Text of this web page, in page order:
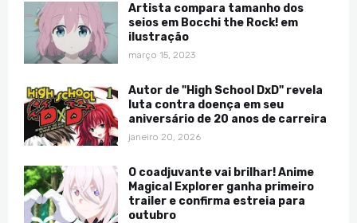
Artista compara tamanho dos
seios em Bocchi the Rock! em
ilustração
março 15, 2023
Autor de "High School DxD" revela
luta contra doença em seu
aniversário de 20 anos de carreira
janeiro 20, 2026
O coadjuvante vai brilhar! Anime
Magical Explorer ganha primeiro
trailer e confirma estreia para
outubro